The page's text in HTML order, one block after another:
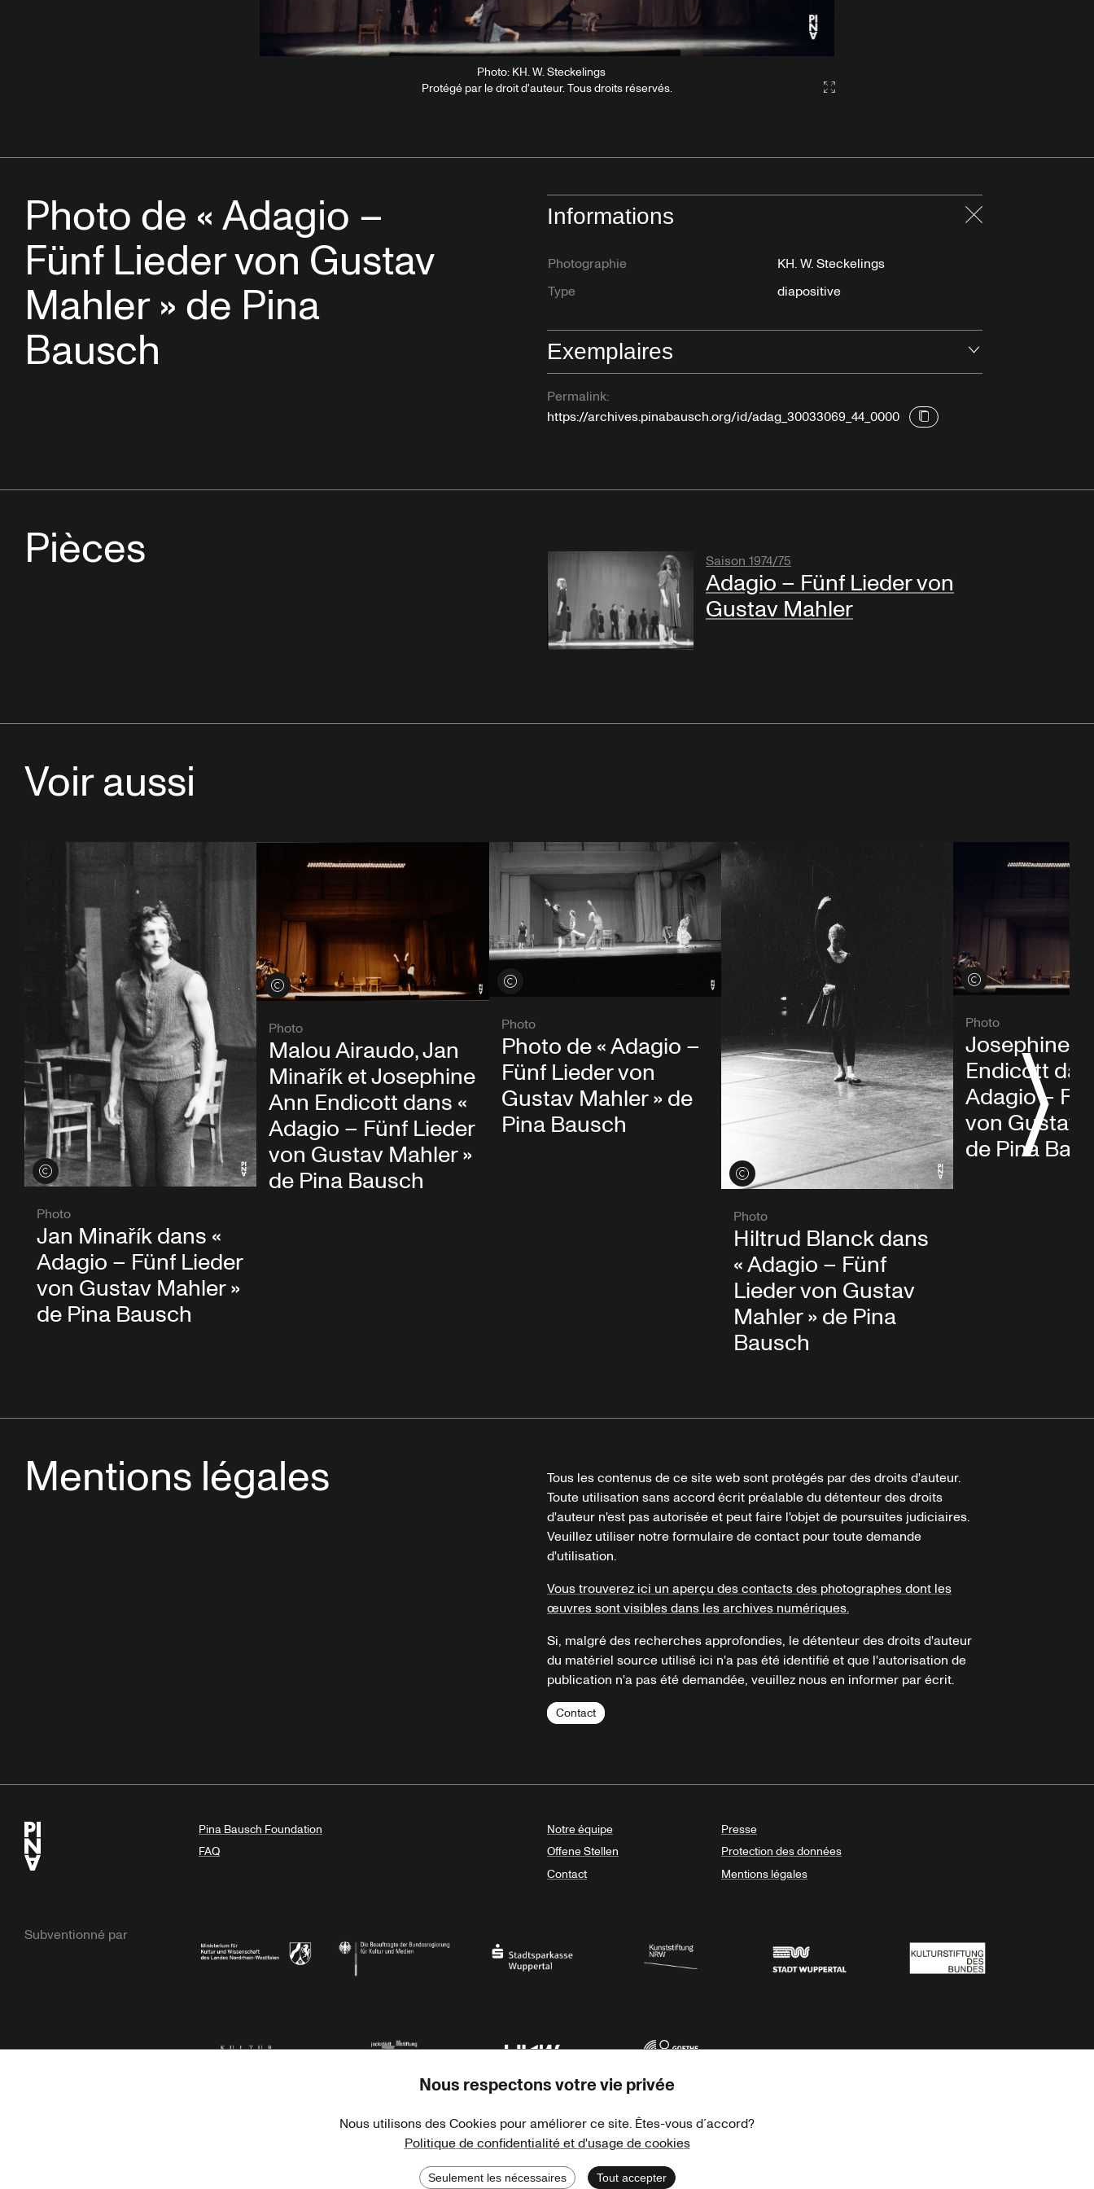
Photo: KH. W. Steckelings
Protégé par le droit d'auteur. Tous droits réservés.
Gallery2:fullscreen
Photo de « Adagio –
Fünf Lieder von Gustav
Mahler » de Pina
Bausch
Informations
Photographie
KH. W. Steckelings
Type
diapositive
Exemplaires
Permalink:
https://archives.pinabausch.org/id/adag_30033069_44_0000
Pièces Saison 1974/75
Adagio – Fünf Lieder von
Gustav Mahler
Voir aussi
Voir les crédits
Photo
Jan Minařík dans «
Adagio – Fünf Lieder
von Gustav Mahler »
de Pina Bausch
Voir les crédits
Photo
Malou Airaudo, Jan
Minařík et Josephine
Ann Endicott dans «
Adagio – Fünf Lieder
von Gustav Mahler »
de Pina Bausch
Voir les crédits
Photo
Photo de « Adagio –
Fünf Lieder von
Gustav Mahler » de
Pina Bausch
Voir les crédits
Photo
Hiltrud Blanck dans
« Adagio – Fünf
Lieder von Gustav
Mahler » de Pina
Bausch
Voir les crédits
Photo
Josephine
Endicott
Adagio –
von Gustav
de Pina
Mentions légales
Tous les contenus de ce site web sont protégés par des droits d'auteur.
Toute utilisation sans accord écrit préalable du détenteur des droits
d'auteur n'est pas autorisée et peut faire l'objet de poursuites judiciaires.
Veuillez utiliser notre formulaire de contact pour toute demande
d'utilisation.
Vous trouverez ici un aperçu des contacts des photographes dont les
œuvres sont visibles dans les archives numériques.
Si, malgré des recherches approfondies, le détenteur des droits d'auteur
du matériel source utilisé ici n'a pas été identifié et que l'autorisation de
publication n'a pas été demandée, veuillez nous en informer par écrit.
Contact
Pina Bausch Foundation
FAQ
Notre équipe
Offene Stellen
Contact
Presse
Protection des données
Mentions légales
Subventionné par
Haus der Kulturen der Welt Goethe-Institut
Nous respectons votre vie privée
Nous utilisons des Cookies pour améliorer ce site. Êtes-vous d´accord?
Politique de confidentialité et d'usage de cookies
Seulement les nécessaires Tout accepter